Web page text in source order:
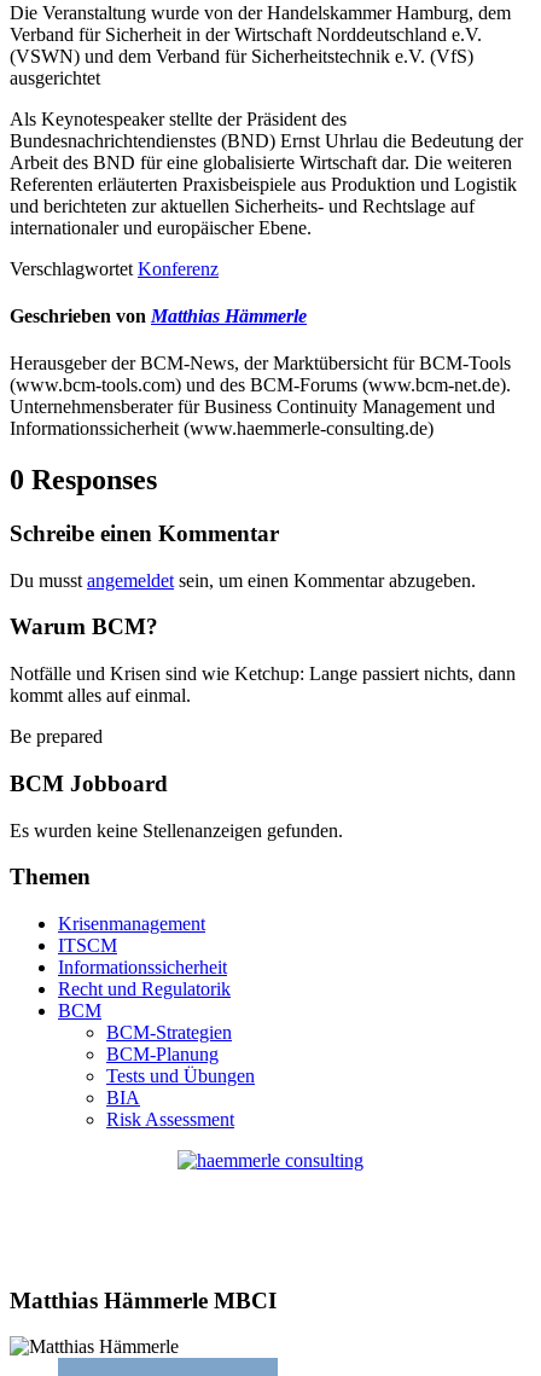
Die Veranstaltung wurde von der Handelskammer Hamburg, dem
Verband für Sicherheit in der Wirtschaft Norddeutschland e.V.
(VSWN) und dem Verband für Sicherheitstechnik e.V. (VfS)
ausgerichtet
Als Keynotespeaker stellte der Präsident des
Bundesnachrichtendienstes (BND) Ernst Uhrlau die Bedeutung der
Arbeit des BND für eine globalisierte Wirtschaft dar. Die weiteren
Referenten erläuterten Praxisbeispiele aus Produktion und Logistik
und berichteten zur aktuellen Sicherheits- und Rechtslage auf
internationaler und europäischer Ebene.
Verschlagwortet Konferenz
Geschrieben von Matthias Hämmerle
Herausgeber der BCM-News, der Marktübersicht für BCM-Tools
(www.bcm-tools.com) und des BCM-Forums (www.bcm-net.de).
Unternehmensberater für Business Continuity Management und
Informationssicherheit (www.haemmerle-consulting.de)
0 Responses
Schreibe einen Kommentar
Du musst angemeldet sein, um einen Kommentar abzugeben.
Warum BCM?
Notfälle und Krisen sind wie Ketchup: Lange passiert nichts, dann
kommt alles auf einmal.
Be prepared
BCM Jobboard
Es wurden keine Stellenanzeigen gefunden.
Themen
Krisenmanagement
ITSCM
Informationssicherheit
Recht und Regulatorik
BCM
BCM-Strategien
BCM-Planung
Tests und Übungen
BIA
Risk Assessment
Matthias Hämmerle MBCI